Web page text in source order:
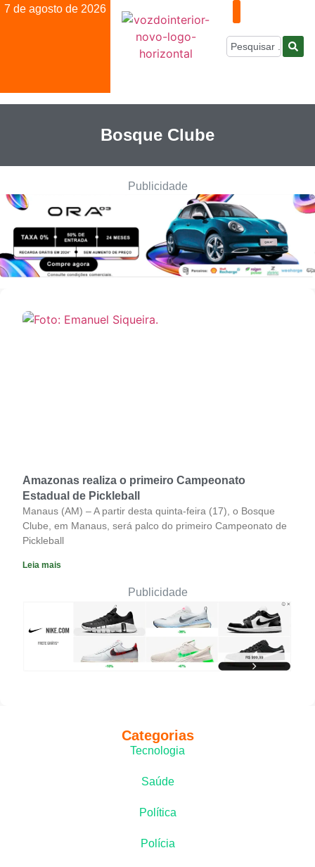
7 de agosto de 2026
Bosque Clube
Publicidade
Amazonas realiza o primeiro Campeonato
Estadual de Pickleball
Manaus (AM) – A partir desta quinta-feira (17), o Bosque
Clube, em Manaus, será palco do primeiro Campeonato de
Pickleball
Leia mais
Publicidade
Categorias
Tecnologia
Saúde
Política
Polícia